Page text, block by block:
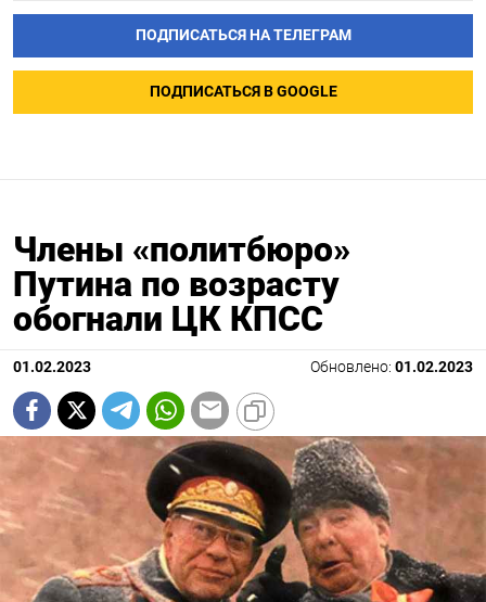
ПОДПИСАТЬСЯ НА ТЕЛЕГРАМ
ПОДПИСАТЬСЯ В GOOGLE
Члены «политбюро»
Путина по возрасту
обогнали ЦК КПСС
01.02.2023 Обновлено: 01.02.2023